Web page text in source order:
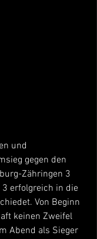
und
gegen den
Zähringen 3
3 erfolgreich in die
Von Beginn
keinen Zweifel
Abend als Sieger